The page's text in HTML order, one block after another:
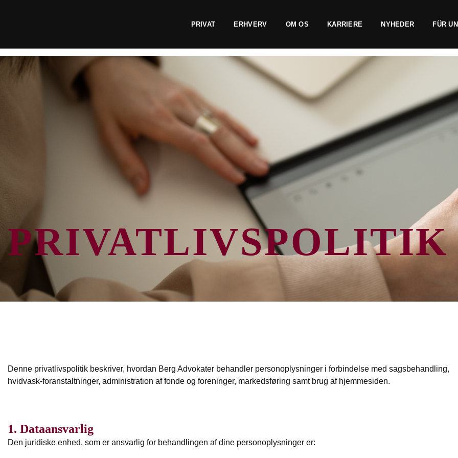
PRIVAT ERHVERV OM OS KARRIERE NYHEDER FÜR
Denne privatlivspolitik beskriver, hvordan Berg Advokater behandler personoplysninger i forbindelse med sagsbehandling,
hvidvask-foranstaltninger, administration af fonde og foreninger, markedsføring samt brug af hjemmesiden.
1. Dataansvarlig
Den juridiske enhed, som er ansvarlig for behandlingen af dine personoplysninger er: